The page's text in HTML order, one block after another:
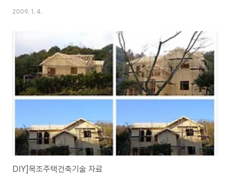
2009. 1. 4.
DIY]목조주택건축기술 자료